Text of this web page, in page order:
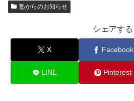
塾からのお知らせ
シェアする
X Facebook
LINE Pinterest